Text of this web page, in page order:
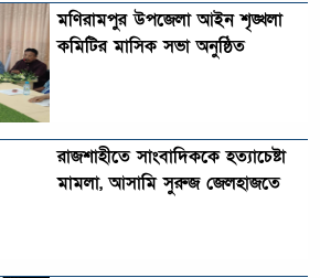
মণিরামপুর উপজেলা আইন শৃঙ্খলা
কমিটির মাসিক সভা অনুষ্ঠিত‎‎
রাজশাহীতে সাংবাদিককে হত্যাচেষ্টা
মামলা, আসামি সুরুজ জেলহাজতে